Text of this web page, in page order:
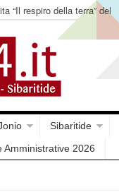
“Il respiro della terra” del
Sibaritide
Amministrative 2026